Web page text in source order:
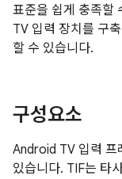
표준을 쉽게 충족할
TV 입력 장치를 구
할 수 있습니다.
구성요소
Android TV 입력 프
있습니다. TIF는 타